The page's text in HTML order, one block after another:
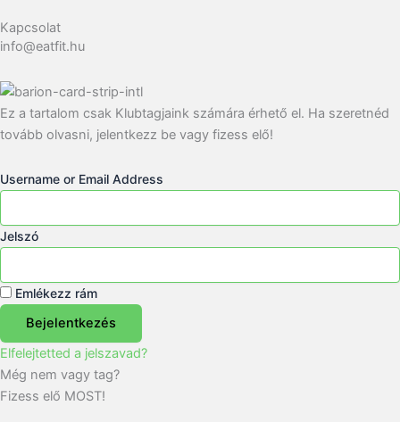
Kapcsolat
info@eatfit.hu
Ez a tartalom csak Klubtagjaink számára érhető el. Ha szeretnéd
tovább olvasni, jelentkezz be vagy fizess elő!
Username or Email Address
Jelszó
Emlékezz rám
Bejelentkezés
Elfelejtetted a jelszavad?
Még nem vagy tag?
Fizess elő MOST!